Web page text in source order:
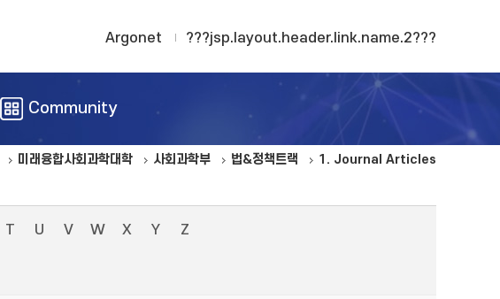
Argonet ???jsp.layout.header.link.name.2???
Community
미래융합사회과학대학 사회과학부 법&정책트랙 1. Journal Articles
T U V W X Y
Z